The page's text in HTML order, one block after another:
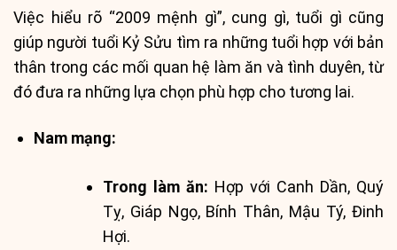
Việc hiểu rõ “2009 mệnh gì”, cung gì, tuổi gì cũng
giúp người tuổi Kỷ Sửu tìm ra những tuổi hợp với bản
thân trong các mối quan hệ làm ăn và tình duyên, từ
đó đưa ra những lựa chọn phù hợp cho tương lai.
Nam mạng:
Trong làm ăn: Hợp với Canh Dần, Quý
Tỵ, Giáp Ngọ, Bính Thân, Mậu Tý, Đinh
Hợi.